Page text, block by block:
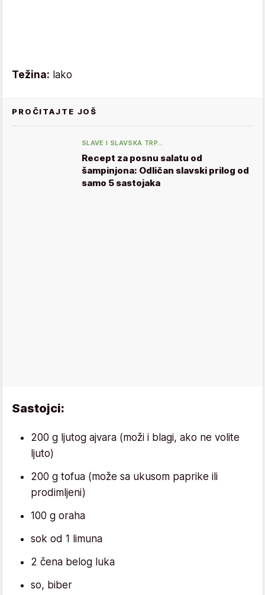
Težina: lako
PROČITAJTE JOŠ
SLAVE I SLAVSKA TRP…
Recept za posnu salatu od
šampinjona: Odličan slavski prilog od
samo 5 sastojaka
Sastojci:
200 g ljutog ajvara (moži i blagi, ako ne volite
ljuto)
200 g tofua (može sa ukusom paprike ili
prodimljeni)
100 g oraha
sok od 1 limuna
2 čena belog luka
so, biber